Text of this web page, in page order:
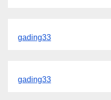
gading33
gading33